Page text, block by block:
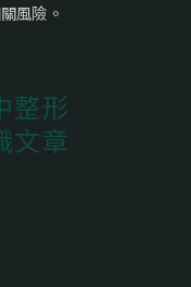
風險。
整形
文章